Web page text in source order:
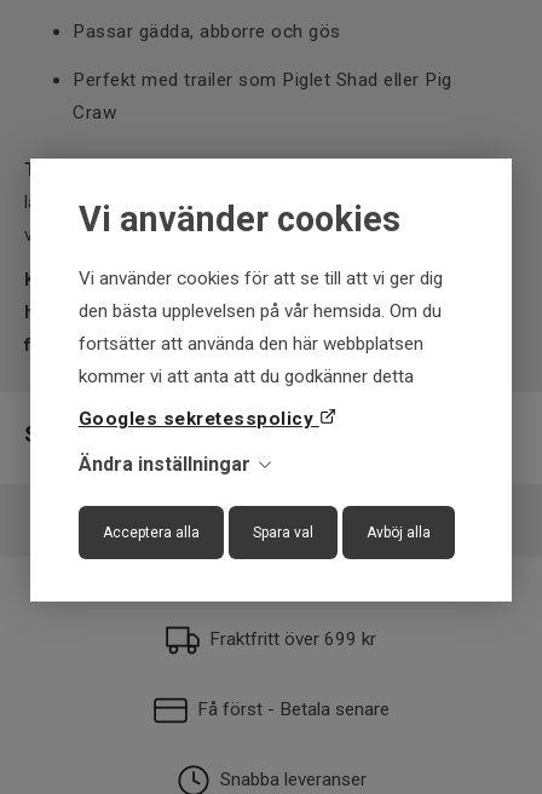
Vi använder cookies
Vi använder cookies för att se till att vi ger dig
den bästa upplevelsen på vår hemsida. Om du
fortsätter att använda den här webbplatsen
kommer vi att anta att du godkänner detta
Googles sekretesspolicy
Ändra inställningar
Acceptera alla Spara val Avböj alla
Passar gädda, abborre och gös
Perfekt med trailer som Piglet Shad eller Pig
Craw
Tips:
längs kanter – Hulken-färgens UV-glöd och de starka
vibrationerna lockar till brutala hugg även i kallt vatten.
Köp Pig Hula Chatter 16 g – Custom 11 (Hulken Edition)
hos Upplevstore.se och upplev hur vibration och färg
fångar rovfisk på riktigt!
Specifikation
Varumärke
Cwc
Abborre, Gädda
Fraktfritt över 699 kr
Få först - Betala senare
Snabba leveranser